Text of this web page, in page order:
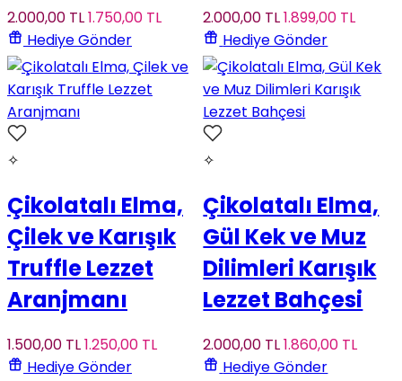
2.000,00 TL1.750,00 TL
Hediye Gönder
2.000,00 TL1.899,00 TL
Hediye Gönder
✧
Çikolatalı Elma,
Çilek ve Karışık
Truffle Lezzet
Aranjmanı
1.500,00 TL1.250,00 TL
Hediye Gönder
✧
Çikolatalı Elma,
Gül Kek ve Muz
Dilimleri Karışık
Lezzet Bahçesi
2.000,00 TL1.860,00 TL
Hediye Gönder